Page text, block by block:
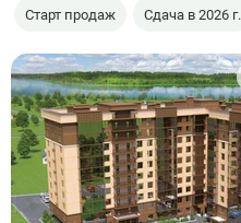
Старт продаж Сдача в 2026 г.